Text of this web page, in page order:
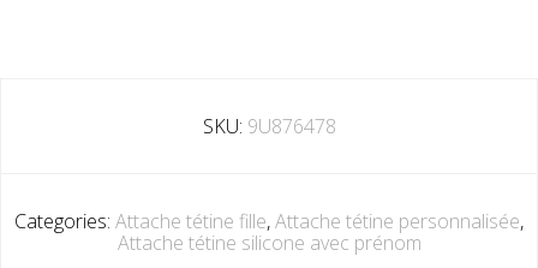
SKU: 9U876478
Categories: Attache tétine fille,Attache tétine personnalisée,
Attache tétine silicone avec prénom